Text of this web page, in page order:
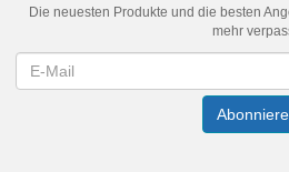
Die neuesten Produkte und die besten
mehr